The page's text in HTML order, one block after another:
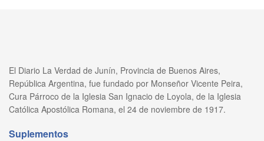
El Diario La Verdad de Junín, Provincia de Buenos Aires,
República Argentina, fue fundado por Monseñor Vicente Peira,
Cura Párroco de la Iglesia San Ignacio de Loyola, de la Iglesia
Católica Apostólica Romana, el 24 de noviembre de 1917.
Suplementos